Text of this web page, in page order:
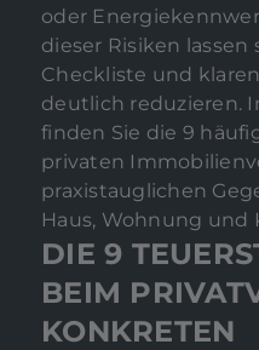
oder
dieser Risiken
Checkliste und
deutlich reduzieren.
finden Sie die 9
privaten
praxistauglichen
Haus, Wohnung und
DIE 9
BEIM
KONKRETEN